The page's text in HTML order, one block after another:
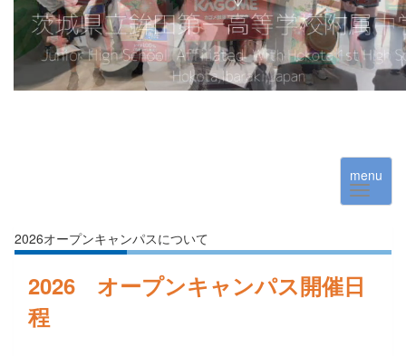
menu
2026オープンキャンパスについて
2026 オープンキャンパス開催日
程